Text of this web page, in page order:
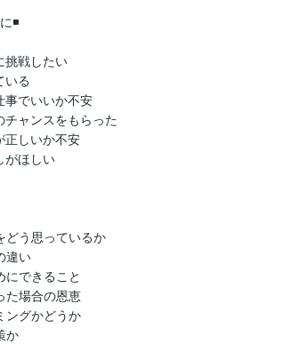
◾️
戦したい
る
でいいか不安
ャンスをもらった
しいか不安
ほしい
う思っているか
違い
できること
場合の恩恵
グかどうか
か